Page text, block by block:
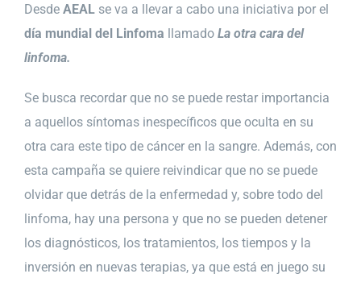
Desde AEAL se va a llevar a cabo una iniciativa por el
día mundial del Linfoma llamado La otra cara del
linfoma.
Se busca recordar que no se puede restar importancia
a aquellos síntomas inespecíficos que oculta en su
otra cara este tipo de cáncer en la sangre. Además, con
esta campaña se quiere reivindicar que no se puede
olvidar que detrás de la enfermedad y, sobre todo del
linfoma, hay una persona y que no se pueden detener
los diagnósticos, los tratamientos, los tiempos y la
inversión en nuevas terapias, ya que está en juego su